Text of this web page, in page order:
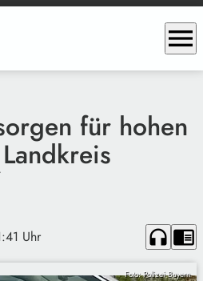
menu
für hohen
Uhr headphones chrome_reader_mode
Foto: Polizei Bayern